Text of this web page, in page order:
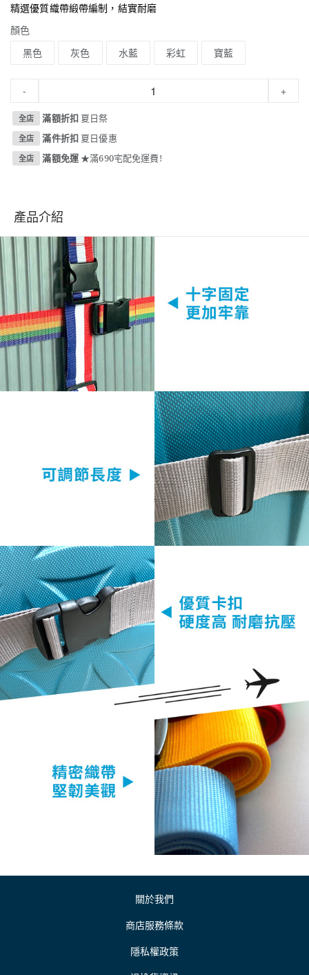
精選優質織帶緞帶編制，結實耐磨
顏色
黑色 灰色 水藍 彩虹 寶藍
- +
全店 滿額折扣 夏日祭
全店 滿件折扣 夏日優惠
全店 滿額免運 ★滿690宅配免運費!
產品介紹
關於我們
商店服務條款
隱私權政策